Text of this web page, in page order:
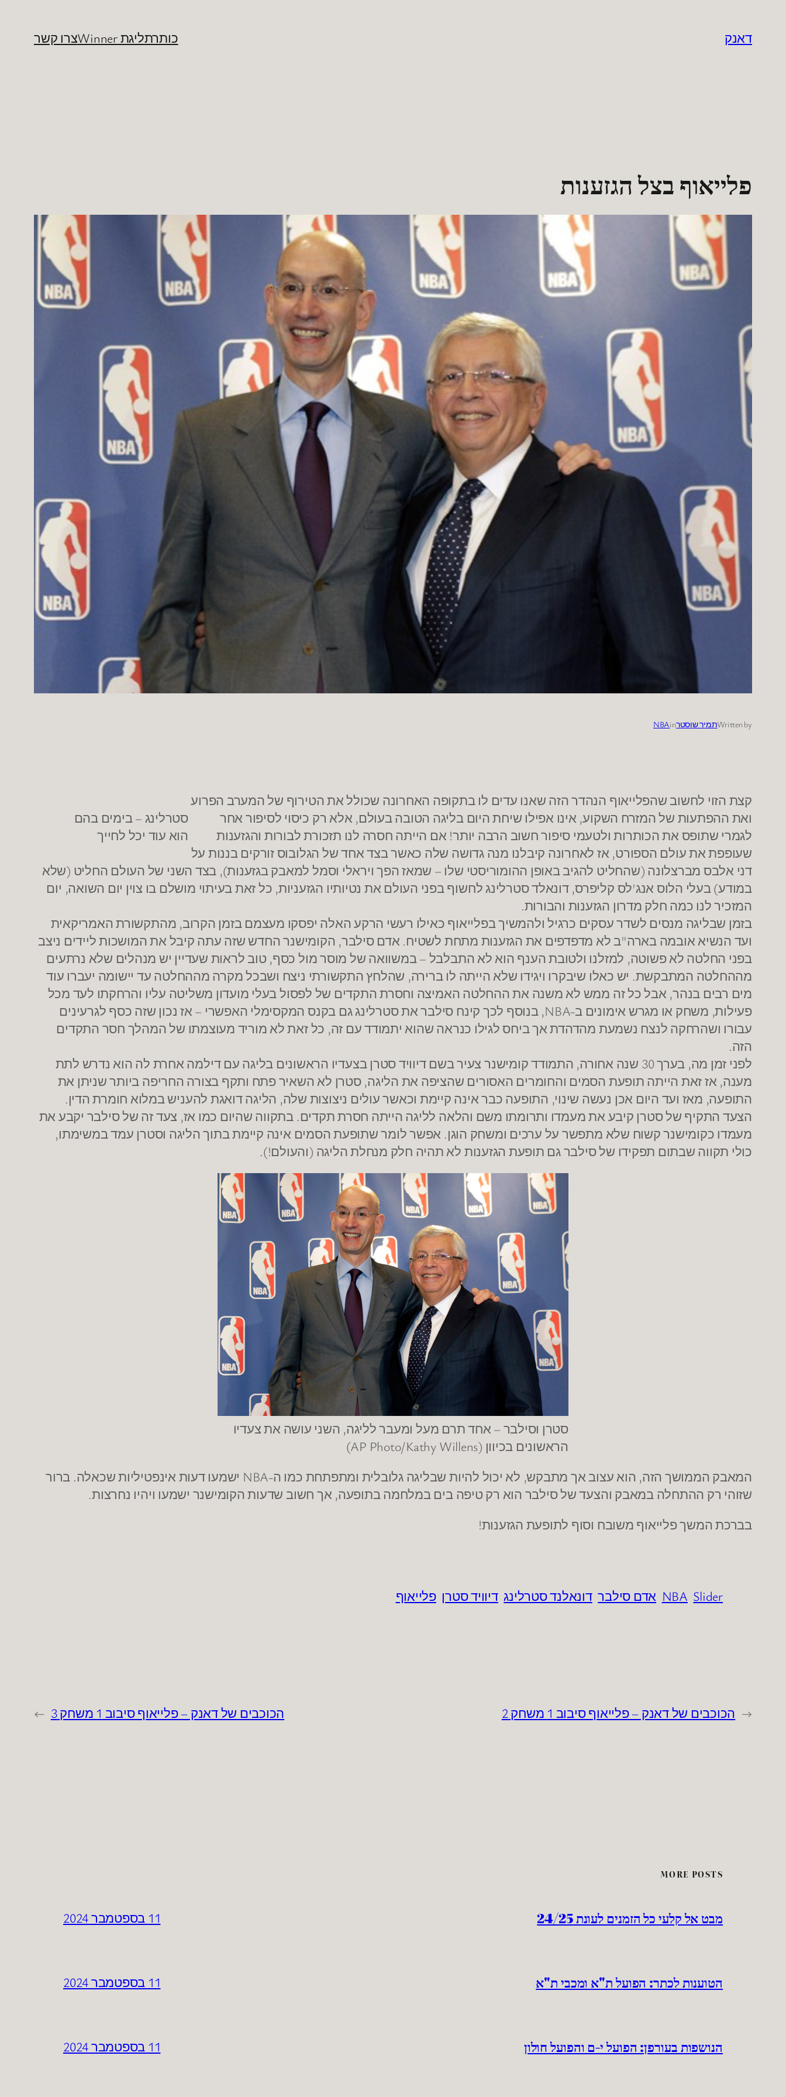
דאנק כותרתליגת Winner צרו קשר
פלייאוף בצל הגזענות
Written byתמיר שוסטרin
NBA
סטרלינג – בימים בהם
הוא עוד יכל לחייך
קצת הזוי לחשוב שהפלייאוף הנהדר הזה שאנו עדים לו בתקופה האחרונה שכולל את הטירוף של המערב הפרוע
ואת ההפתעות של המזרח השקוע, אינו אפילו שיחת היום בליגה הטובה בעולם, אלא רק כיסוי לסיפור אחר
לגמרי שתופס את הכותרות ולטעמי סיפור חשוב הרבה יותר! אם הייתה חסרה לנו תזכורת לבורות והגזענות
שעופפת את עולם הספורט, אז לאחרונה קיבלנו מנה גדושה שלה כאשר בצד אחד של הגלובוס זורקים בננות על
דני אלבס מברצלונה (שהחליט להגיב באופן ההומוריסטי שלו – שמאז הפך ויראלי וסמל למאבק בגזענות), בצד השני של העולם החליט (שלא
במודע) בעלי הלוס אנג'לס קליפרס, דונאלד סטרלינג לחשוף בפני העולם את נטיותיו הגזעניות, כל זאת בעיתוי מושלם בו צוין יום השואה, יום
המזכיר לנו כמה חלק מדרון הגזענות והבורות.
בזמן שבליגה מנסים לשדר עסקים כרגיל ולהמשיך בפלייאוף כאילו רעשי הרקע האלה יפסקו מעצמם בזמן הקרוב, מהתקשורת האמריקאית
ועד הנשיא אובמה בארה"ב לא מדפדפים את הגזענות מתחת לשטיח. אדם סילבר, הקומישנר החדש שזה עתה קיבל את המושכות ליידים ניצב
בפני החלטה לא פשוטה, למזלנו ולטובת הענף הוא לא התבלבל – במשוואה של מוסר מול כסף, טוב לראות שעדיין יש מנהלים שלא נרתעים
מההחלטה המתבקשת. יש כאלו שיבקרו ויגידו שלא הייתה לו ברירה, שהלחץ התקשורתי ניצח ושבכל מקרה מההחלטה עד יישומה יעברו עוד
מים רבים בנהר, אבל כל זה ממש לא משנה את ההחלטה האמיצה וחסרת התקדים של לפסול בעלי מועדון משליטה עליו והרחקתו לעד מכל
פעילות, משחק או מגרש אימונים ב-NBA, בנוסף לכך קינח סילבר את סטרלינג גם בקנס המקסימלי האפשרי – אז נכון שזה כסף לגרעינים
עבורו ושהרחקה לנצח נשמעת מהדהדת אך ביחס לגילו כנראה שהוא יתמודד עם זה, כל זאת לא מוריד מעוצמתו של המהלך חסר התקדים
הזה.
לפני זמן מה, בערך 30 שנה אחורה, התמודד קומישנר צעיר בשם דיוויד סטרן בצעדיו הראשונים בליגה עם דילמה אחרת לה הוא נדרש לתת
מענה, אז זאת הייתה תופעת הסמים והחומרים האסורים שהציפה את הליגה, סטרן לא השאיר פתח ותקף בצורה החריפה ביותר שניתן את
התופעה, מאז ועד היום אכן נעשה שינוי, התופעה כבר אינה קיימת וכאשר עולים ניצוצות שלה, הליגה דואגת להעניש במלוא חומרת הדין.
הצעד התקיף של סטרן קיבע את מעמדו ותרומתו משם והלאה לליגה הייתה חסרת תקדים. בתקווה שהיום כמו אז, צעד זה של סילבר יקבע את
מעמדו כקומישנר קשוח שלא מתפשר על ערכים ומשחק הוגן. אפשר לומר שתופעת הסמים אינה קיימת בתוך הליגה וסטרן עמד במשימתו,
כולי תקווה שבתום תפקידו של סילבר גם תופעת הגזענות לא תהיה חלק מנחלת הליגה (והעולם!).
סטרן וסילבר – אחד תרם מעל ומעבר לליגה, השני עושה את צעדיו
הראשונים בכיוון (AP Photo/Kathy Willens)
המאבק הממושך הזה, הוא עצוב אך מתבקש, לא יכול להיות שבליגה גלובלית ומתפתחת כמו ה-NBA ישמעו דעות אינפטיליות שכאלה. ברור
שזוהי רק ההתחלה במאבק והצעד של סילבר הוא רק טיפה בים במלחמה בתופעה, אך חשוב שדעות הקומישנר ישמעו ויהיו נחרצות.
בברכת המשך פלייאוף משובח וסוף לתופעת הגזענות!
NBA Slider אדם סילבר דונאלנד סטרלינג דיוויד סטרן פלייאוף
← הכוכבים של דאנק – פלייאוף סיבוב 1 משחק 2 הכוכבים של דאנק – פלייאוף סיבוב 1 משחק 3 →
MORE POSTS
מבט אל קלעי כל הזמנים לעונת 24/25 11 בספטמבר 2024
הטוענות לכתר: הפועל ת"א ומכבי ת"א 11 בספטמבר 2024
הנושפות בעורפן: הפועל י-ם והפועל חולון 11 בספטמבר 2024